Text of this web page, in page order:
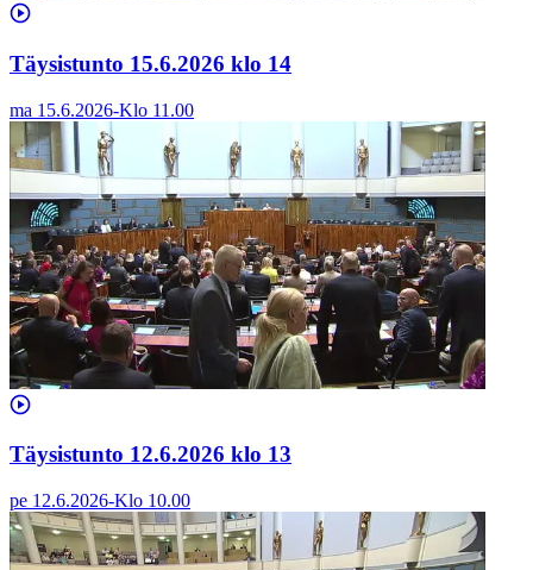
Täysistunto 15.6.2026 klo 14
ma 15.6.2026-Klo 11.00
Täysistunto 12.6.2026 klo 13
pe 12.6.2026-Klo 10.00